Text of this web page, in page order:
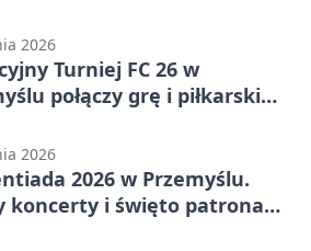
2026
Turniej FC 26 w
połączy grę i piłkarski
2026
2026 w Przemyślu.
koncerty i święto patrona